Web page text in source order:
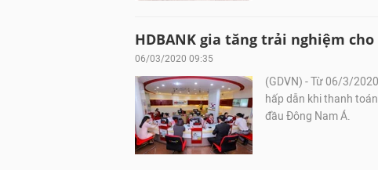
HDBANK gia tăng trải nghiệm
06/03/2020 09:35
(GDVN) - Từ 06/3/
hấp dẫn khi thanh
đầu Đông Nam Á.